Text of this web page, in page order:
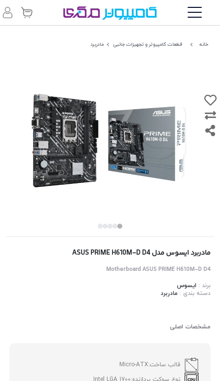
خانه قطعات کامپیوتر و تجهیزات جانبی مادربرد
مادربرد ایسوس مدل ASUS PRIME H610M-D D4
Motherboard ASUS PRIME H610M-D D4
برند : ایسوس
دسته بندی : مادربرد
مشخصات اصلی
قالب ساخت:Micro-ATX